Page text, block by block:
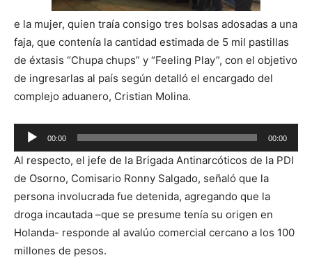
e la mujer, quien traía consigo tres bolsas adosadas a una
faja, que contenía la cantidad estimada de 5 mil pastillas
de éxtasis “Chupa chups” y “Feeling Play”, con el objetivo
de ingresarlas al país según detalló el encargado del
complejo aduanero, Cristian Molina.
Reproductor
de
audio
00:00 00:00
Al respecto, el jefe de la Brigada Antinarcóticos de la PDI
de Osorno, Comisario Ronny Salgado, señaló que la
persona involucrada fue detenida, agregando que la
droga incautada –que se presume tenía su origen en
Holanda- responde al avalúo comercial cercano a los 100
millones de pesos.